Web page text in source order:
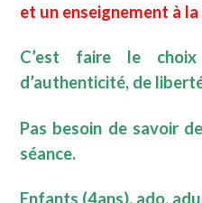
et un enseignement à la
C’est faire le
d’authenticité, de
Pas besoin de savoir
séance.
Enfants (4ans), ado,